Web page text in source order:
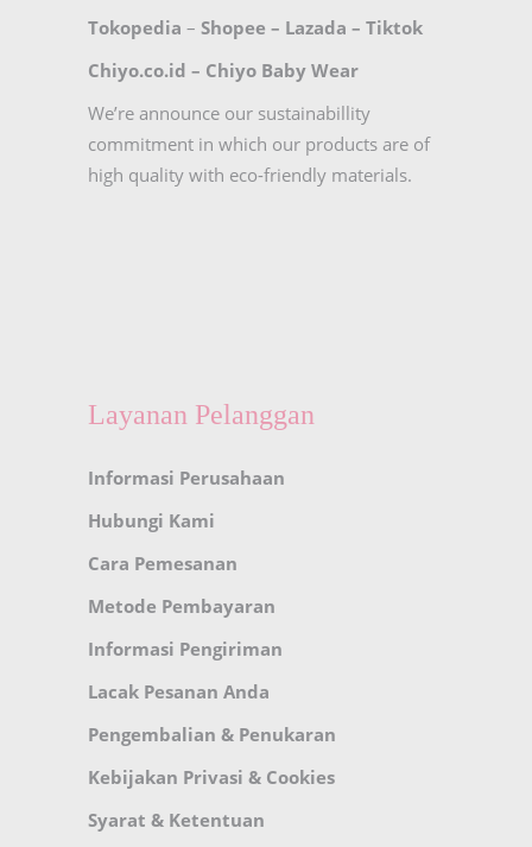
Tokopedia – Shopee – Lazada – Tiktok
Chiyo.co.id – Chiyo Baby Wear
We’re announce our sustainabillity
commitment in which our products are of
high quality with eco-friendly materials.
Layanan Pelanggan
Informasi Perusahaan
Hubungi Kami
Cara Pemesanan
Metode Pembayaran
Informasi Pengiriman
Lacak Pesanan Anda
Pengembalian & Penukaran
Kebijakan Privasi & Cookies
Syarat & Ketentuan